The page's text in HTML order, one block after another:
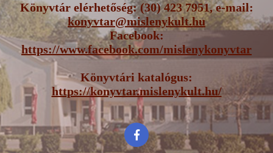
Könyvtár elérhetőség: (30) 423 7951, e-mail:
konyvtar@mislenykult.hu
Facebook:
https://www.facebook.com/mislenykonyvtar
Könyvtári katalógus:
https://konyvtar.mislenykult.hu/